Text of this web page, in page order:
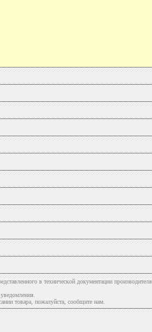
в технической документации
товара, пожалуйста, сообщите нам.